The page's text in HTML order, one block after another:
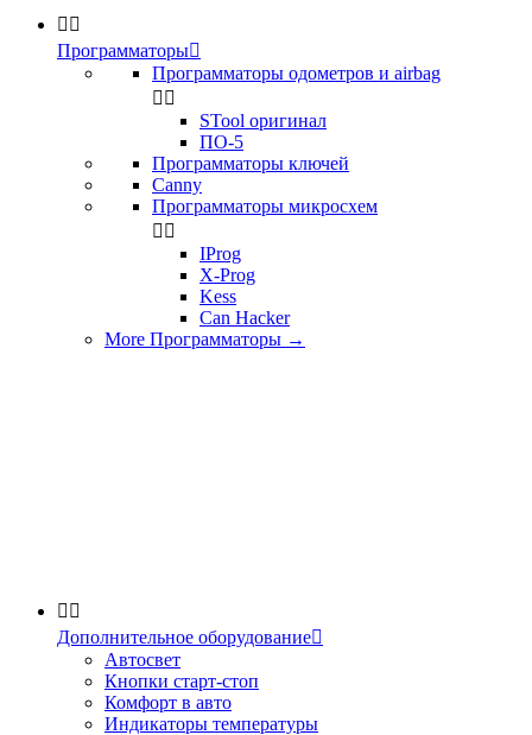
 
Программаторы
Программаторы одометров и airbag
 
STool оригинал
ПО-5
Программаторы ключей
Canny
Программаторы микросхем
 
IProg
X-Prog
Kess
Can Hacker
More Программаторы →
 
Дополнительное оборудование
Автосвет
Кнопки старт-стоп
Комфорт в авто
Индикаторы температуры